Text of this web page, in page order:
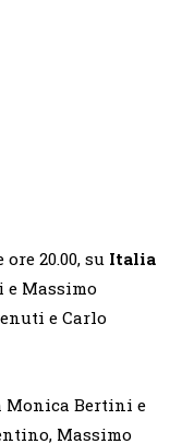
20.00, su Italia
e Massimo
e Carlo
Monica Bertini e
Massimo